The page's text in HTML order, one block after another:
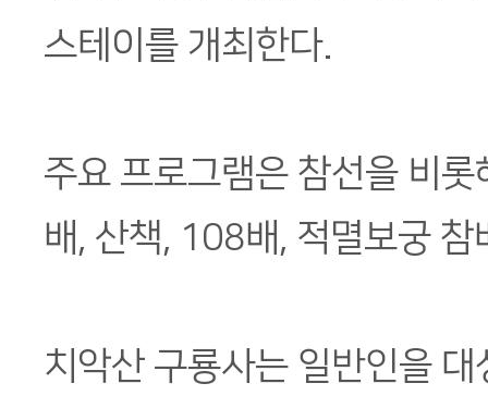
스테이를 개최한다.
주요 프로그램은 참선을 비롯
배, 산책, 108배, 적멸보궁 참
치악산 구룡사는 일반인을